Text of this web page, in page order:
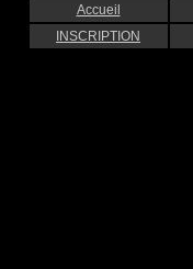
Accueil
INSCRIPTION